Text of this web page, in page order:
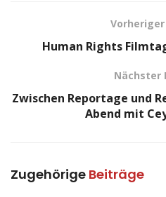
Human Rights
Nächster
Zwischen Reportage und
Abend mit
Zugehörige Beiträge